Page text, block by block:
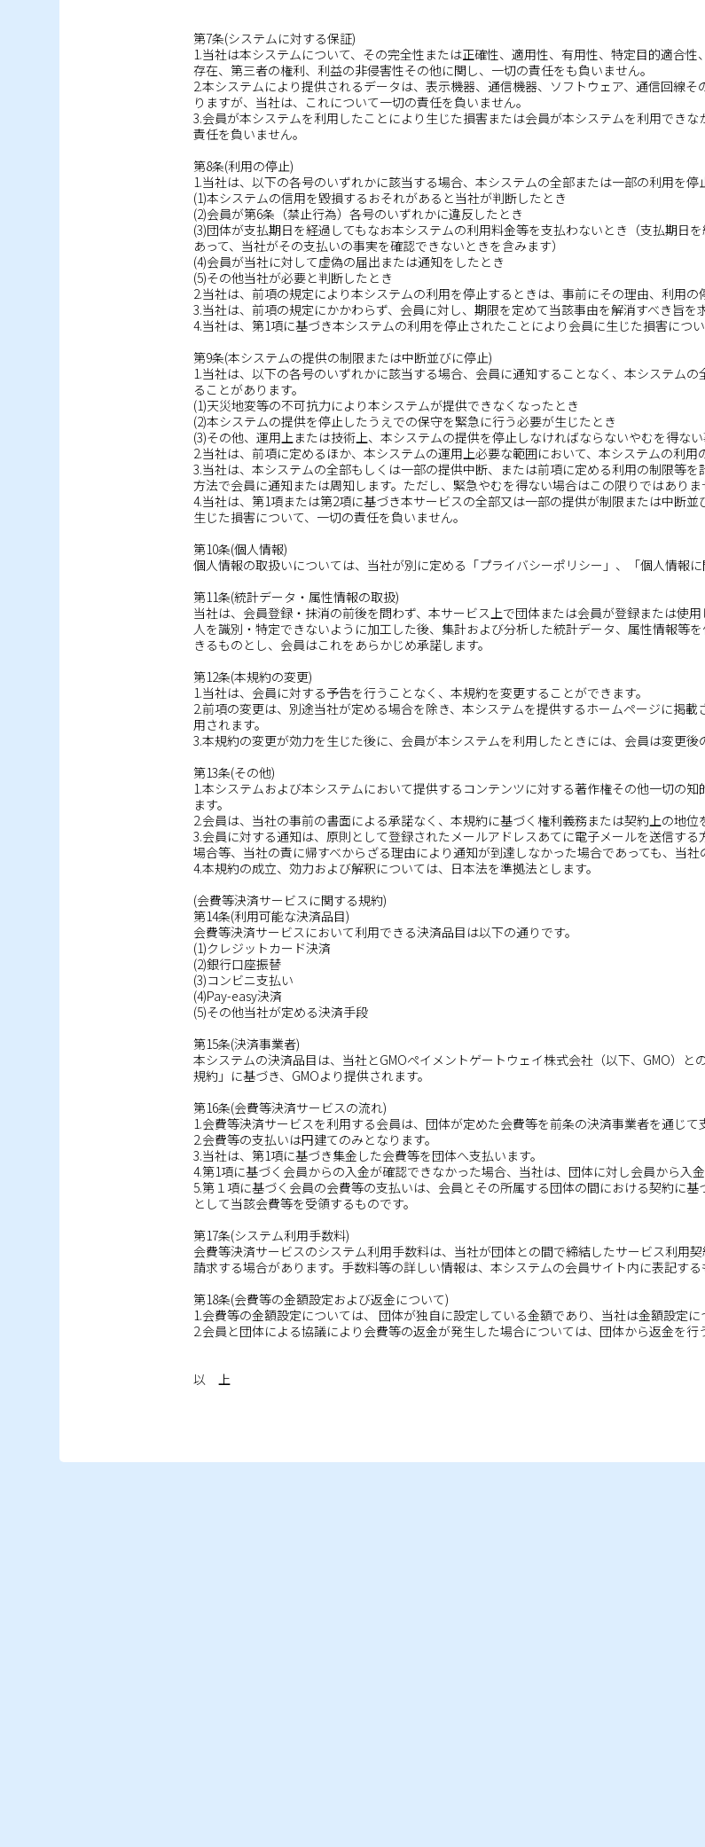
第7条(システムに対する保証)
1.当社は本システムについて、その完全性または正確性、適用性、有用性、特定目的適合
存在、第三者の権利、利益の非侵害性その他に関し、一切の責任をも負いません。
2.本システムにより提供されるデータは、表示機器、通信機器、ソフトウェア、通信回線
りますが、当社は、これについて一切の責任を負いません。
3.会員が本システムを利用したことにより生じた損害または会員が本システムを利用でき
責任を負いません。
第8条(利用の停止)
1.当社は、以下の各号のいずれかに該当する場合、本システムの全部または一部の利用を停
(1)本システムの信用を毀損するおそれがあると当社が判断したとき
(2)会員が第6条（禁止行為）各号のいずれかに違反したとき
(3)団体が支払期日を経過してもなお本システムの利用料金等を支払わないとき（支払期日
あって、当社がその支払いの事実を確認できないときを含みます）
(4)会員が当社に対して虚偽の届出または通知をしたとき
(5)その他当社が必要と判断したとき
2.当社は、前項の規定により本システムの利用を停止するときは、事前にその理由、利用の
3.当社は、前項の規定にかかわらず、会員に対し、期限を定めて当該事由を解消すべき旨を
4.当社は、第1項に基づき本システムの利用を停止されたことにより会員に生じた損害につ
第9条(本システムの提供の制限または中断並びに停止)
1.当社は、以下の各号のいずれかに該当する場合、会員に通知することなく、本システム
ることがあります。
(1)天災地変等の不可抗力により本システムが提供できなくなったとき
(2)本システムの提供を停止したうえでの保守を緊急に行う必要が生じたとき
(3)その他、運用上または技術上、本システムの提供を停止しなければならないやむを得な
2.当社は、前項に定めるほか、本システムの運用上必要な範囲において、本システムの利用
3.当社は、本システムの全部もしくは一部の提供中断、または前項に定める利用の制限等
方法で会員に通知または周知します。ただし、緊急やむを得ない場合はこの限りではありま
4.当社は、第1項または第2項に基づき本サービスの全部又は一部の提供が制限または中断
生じた損害について、一切の責任を負いません。
第10条(個人情報)
個人情報の取扱いについては、当社が別に定める「プライバシーポリシー」、「個人情報に
第11条(統計データ・属性情報の取扱)
当社は、会員登録・抹消の前後を問わず、本サービス上で団体または会員が登録または使
人を識別・特定できないように加工した後、集計および分析した統計データ、属性情報等
きるものとし、会員はこれをあらかじめ承諾します。
第12条(本規約の変更)
1.当社は、会員に対する予告を行うことなく、本規約を変更することができます。
2.前項の変更は、別途当社が定める場合を除き、本システムを提供するホームページに掲
用されます。
3.本規約の変更が効力を生じた後に、会員が本システムを利用したときには、会員は変更後
第13条(その他)
1.本システムおよび本システムにおいて提供するコンテンツに対する著作権その他一切の
ます。
2.会員は、当社の事前の書面による承諾なく、本規約に基づく権利義務または契約上の地位
3.会員に対する通知は、原則として登録されたメールアドレスあてに電子メールを送信す
場合等、当社の責に帰すべからざる理由により通知が到達しなかった場合であっても、当
4.本規約の成立、効力および解釈については、日本法を準拠法とします。
(会費等決済サービスに関する規約)
第14条(利用可能な決済品目)
会費等決済サービスにおいて利用できる決済品目は以下の通りです。
(1)クレジットカード決済
(2)銀行口座振替
(3)コンビニ支払い
(4)Pay-easy決済
(5)その他当社が定める決済手段
第15条(決済事業者)
本システムの決済品目は、当社とGMOペイメントゲートウェイ株式会社（以下、GMO）
規約」に基づき、GMOより提供されます。
第16条(会費等決済サービスの流れ)
1.会費等決済サービスを利用する会員は、団体が定めた会費等を前条の決済事業者を通じて
2.会費等の支払いは円建てのみとなります。
3.当社は、第1項に基づき集金した会費等を団体へ支払います。
4.第1項に基づく会員からの入金が確認できなかった場合、当社は、団体に対し会員から入
5.第１項に基づく会員の会費等の支払いは、会員とその所属する団体の間における契約に
として当該会費等を受領するものです。
第17条(システム利用手数料)
会費等決済サービスのシステム利用手数料は、当社が団体との間で締結したサービス利用
請求する場合があります。手数料等の詳しい情報は、本システムの会員サイト内に表記する
第18条(会費等の金額設定および返金について)
1.会費等の金額設定については、 団体が独自に設定している金額であり、当社は金額設定に
2.会員と団体による協議により会費等の返金が発生した場合については、団体から返金を行
以 上